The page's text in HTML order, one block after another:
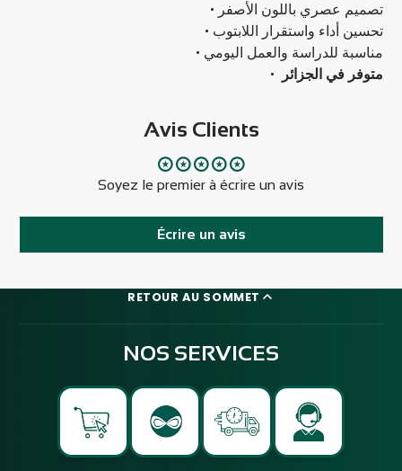
• تصميم عصري باللون الأصفر
• تحسين أداء واستقرار اللابتوب
• مناسبة للدراسة والعمل اليومي
•
متوفر في الجزائر
Avis Clients
Soyez le premier à écrire un avis
Écrire un avis
RETOUR AU SOMMET
NOS SERVICES